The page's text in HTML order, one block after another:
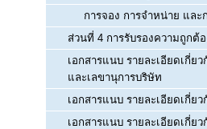
การจอง การจำหน่าย และ
ส่วนที่ 4 การรับรองความถูกต้
เอกสารแนบ รายละเอียดเกี่ย
และเลขานุการบริษัท
เอกสารแนบ รายละเอียดเกี่ย
เอกสารแนบ รายละเอียดเกี่ย